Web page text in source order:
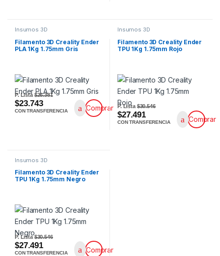
Insumos 3D
Filamento 3D Creality Ender
PLA 1Kg 1.75mm Gris
P. Lista$26.381
$23.743
CON TRANSFERENCIA Comprar
Insumos 3D
Filamento 3D Creality Ender
TPU 1Kg 1.75mm Rojo
P. Lista$30.546
$27.491
CON TRANSFERENCIA Comprar
Insumos 3D
Filamento 3D Creality Ender
TPU 1Kg 1.75mm Negro
P. Lista$30.546
$27.491
CON TRANSFERENCIA Comprar